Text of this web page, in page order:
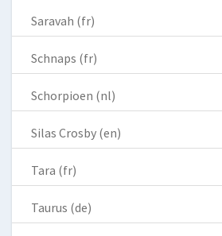
Saravah (fr)
Schnaps (fr)
Schorpioen (nl)
Silas Crosby (en)
Tara (fr)
Taurus (de)